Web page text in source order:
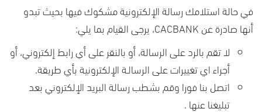
في حالة استلامك رسالة الإلكترونية مشكوك فيها بحيث تبدو
أنها صادرة عن CACBANK، يرجى القيام بما يلي:
لا تقم بالرد على الرسالة، أو بالنقر على أي رابط إلكتروني، أو
أجراء اي تغييرات على الرسالـة الإلكترونية بأي طريقة.
اتصل بنا فورا وقم بشطب رسالة البريد الإلكتروني بعد
تبليغنا عنها .